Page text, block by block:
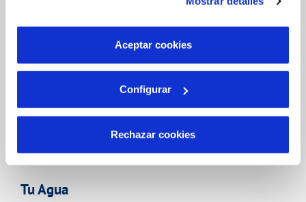
son indispensables para que el sitio web funcione y que
por tanto no se pueden desactivar. Puedes consultar
más información en nuestraPolítica de Cookies
Aceptar cookies
Configurar
Rechazar cookies
ATENCIÓN AL CLIENTE
COMPROMISO DE SERVICIO
Tu Agua